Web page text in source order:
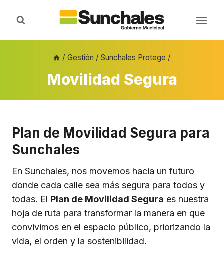
/ Gestión / Sunchales Protege /
Movilidad Segura
Plan de Movilidad Segura para
Sunchales
En Sunchales, nos movemos hacia un futuro
donde cada calle sea más segura para todos y
todas. El Plan de Movilidad Segura es nuestra
hoja de ruta para transformar la manera en que
convivimos en el espacio público, priorizando la
vida, el orden y la sostenibilidad.